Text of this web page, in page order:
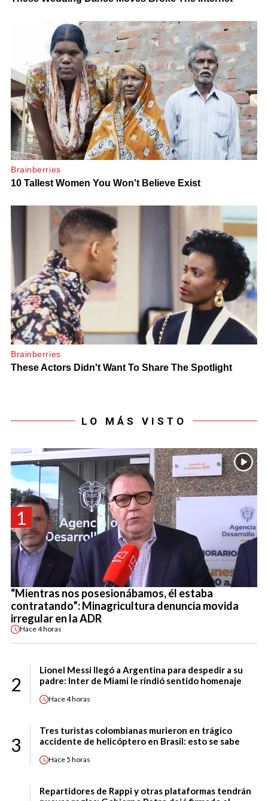
LO MÁS VISTO
1
“Mientras nos posesionábamos, él estaba
contratando”: Minagricultura denuncia movida
irregular en la ADR
Hace4 horas
2
Lionel Messi llegó a Argentina para despedir a su
padre: Inter de Miami le rindió sentido homenaje
Hace4 horas
3
Tres turistas colombianas murieron en trágico
accidente de helicóptero en Brasil: esto se sabe
Hace5 horas
Repartidores de Rappi y otras plataformas tendrán